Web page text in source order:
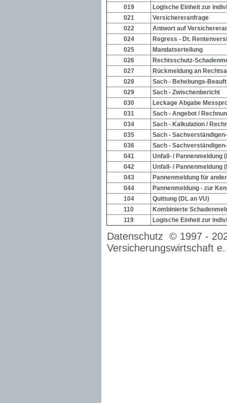
019
Logische Einheit zur
021
Versichereranfrage
022
Antwort auf
024
Regress - Dt.
025
Mandatserteilung
026
Rechtsschutz-
027
Rückmeldung an
028
Sach - Behebungs-
029
Sach - Zwischenbericht
030
Leckage Abgabe
031
Sach - Angebot /
034
Sach - Kalkulation /
035
Sach -
036
Sach -
041
Unfall- / Pannenmeldung
042
Unfall- / Pannenmeldung
043
Pannenmeldung für
044
Pannenmeldung - zur
104
Quittung (DL an VU)
110
Kombinierte
119
Logische Einheit zur
Datenschutz © 1997 -
Versicherungswirtschaft e.